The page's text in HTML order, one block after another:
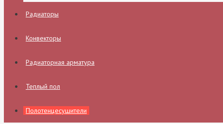
Радиаторы
Конвекторы
Радиаторная арматура
Теплый пол
Полотенцесушители